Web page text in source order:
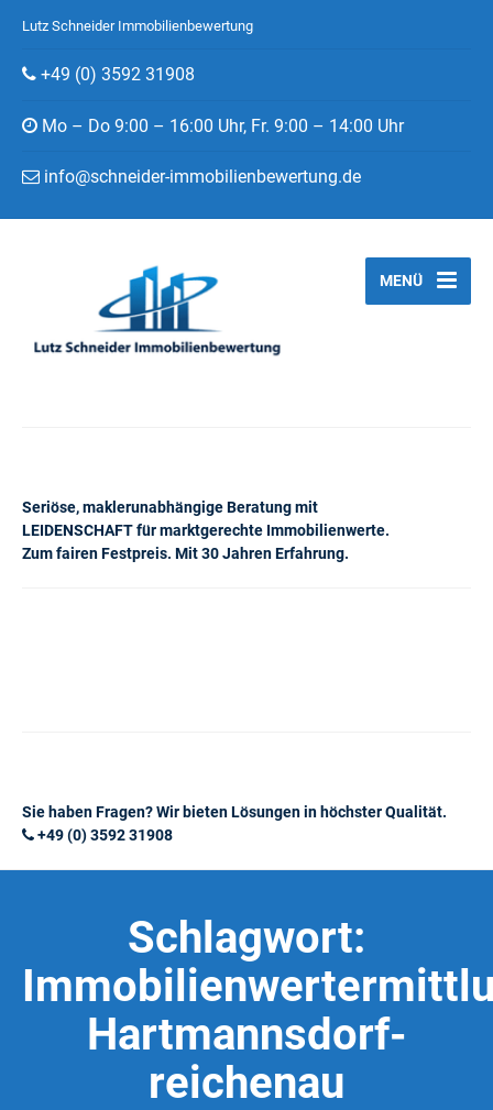
Lutz Schneider Immobilienbewertung
+49 (0) 3592 31908
Mo – Do 9:00 – 16:00 Uhr, Fr. 9:00 – 14:00 Uhr
info@schneider-immobilienbewertung.de
Seriöse, maklerunabhängige Beratung mit
LEIDENSCHAFT für marktgerechte Immobilienwerte.
Zum fairen Festpreis. Mit 30 Jahren Erfahrung.
MENÜ
Sie haben Fragen? Wir bieten Lösungen in höchster Qualität.
+49 (0) 3592 31908
Schlagwort:
Hartmannsdorf-
reichenau